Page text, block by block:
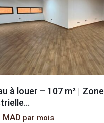
à louer – 107 m² | Zone
par mois